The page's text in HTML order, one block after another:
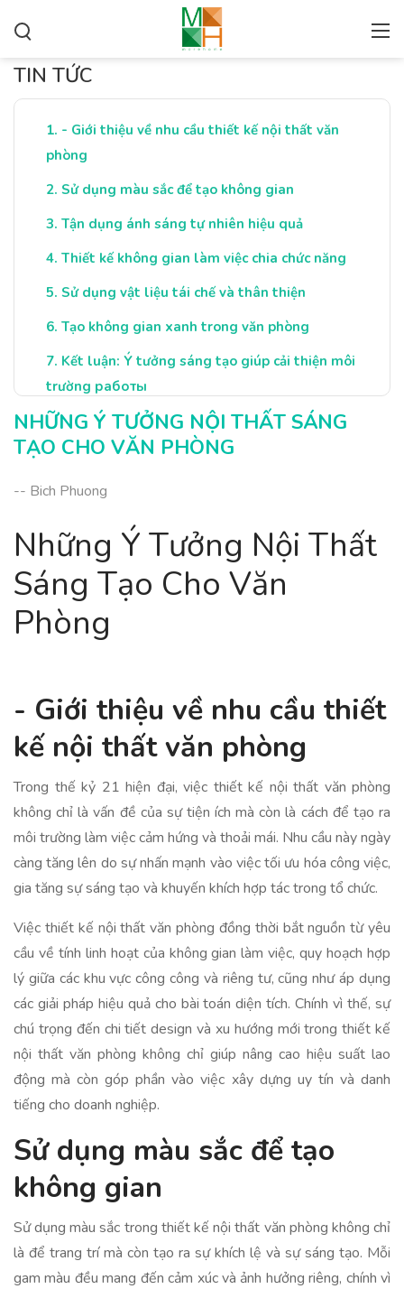
TIN TỨC
- Giới thiệu về nhu cầu thiết kế nội thất văn
phòng
Sử dụng màu sắc để tạo không gian
Tận dụng ánh sáng tự nhiên hiệu quả
Thiết kế không gian làm việc chia chức năng
Sử dụng vật liệu tái chế và thân thiện
Tạo không gian xanh trong văn phòng
Kết luận: Ý tưởng sáng tạo giúp cải thiện môi
trường работы
NHỮNG Ý TƯỞNG NỘI THẤT SÁNG
TẠO CHO VĂN PHÒNG
-- Bich Phuong
Những Ý Tưởng Nội Thất
Sáng Tạo Cho Văn
Phòng
- Giới thiệu về nhu cầu thiết
kế nội thất văn phòng
Trong thế kỷ 21 hiện đại, việc thiết kế nội thất văn phòng
không chỉ là vấn đề của sự tiện ích mà còn là cách để tạo ra
môi trường làm việc cảm hứng và thoải mái. Nhu cầu này ngày
càng tăng lên do sự nhấn mạnh vào việc tối ưu hóa công việc,
gia tăng sự sáng tạo và khuyến khích hợp tác trong tổ chức.
Việc thiết kế nội thất văn phòng đồng thời bắt nguồn từ yêu
cầu về tính linh hoạt của không gian làm việc, quy hoạch hợp
lý giữa các khu vực công công và riêng tư, cũng như áp dụng
các giải pháp hiệu quả cho bài toán diện tích. Chính vì thế, sự
chú trọng đến chi tiết design và xu hướng mới trong thiết kế
nội thất văn phòng không chỉ giúp nâng cao hiệu suất lao
động mà còn góp phần vào việc xây dựng uy tín và danh
tiếng cho doanh nghiệp.
Sử dụng màu sắc để tạo
không gian
Sử dụng màu sắc trong thiết kế nội thất văn phòng không chỉ
là để trang trí mà còn tạo ra sự khích lệ và sự sáng tạo. Mỗi
gam màu đều mang đến cảm xúc và ảnh hưởng riêng, chính vì